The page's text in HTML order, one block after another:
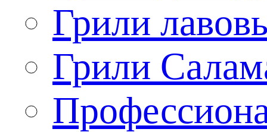
Грили
Грили